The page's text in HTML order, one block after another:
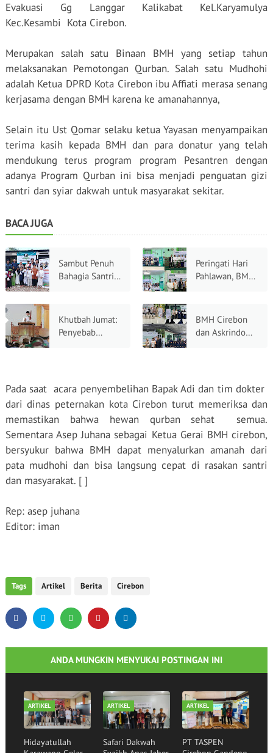
Evakuasi Gg Langgar Kalikabat Kel.Karyamulya
Kec.Kesambi Kota Cirebon.
Merupakan salah satu Binaan BMH yang setiap tahun
melaksanakan Pemotongan Qurban. Salah satu Mudhohi
adalah Ketua DPRD Kota Cirebon ibu Affiati merasa senang
kerjasama dengan BMH karena ke amanahannya,
Selain itu Ust Qomar selaku ketua Yayasan menyampaikan
terima kasih kepada BMH dan para donatur yang telah
mendukung terus program program Pesantren dengan
adanya Program Qurban ini bisa menjadi penguatan gizi
santri dan syiar dakwah untuk masyarakat sekitar.
BACA JUGA
Sambut Penuh
Bahagia Santri
Saat Menerima
Daging Qurban
Peringati Hari
Pahlawan, BMH
Cirebon Gelar
Doa dan
Lauching
Khutbah Jumat:
Penyebab
BMH Cirebon
dan Askrindo
Logistik dan
Santunan Untuk
Santri
Pada saat acara penyembelihan Bapak Adi dan tim dokter
dari dinas peternakan kota Cirebon turut memeriksa dan
memastikan bahwa hewan qurban sehat
semua.
Sementara Asep Juhana sebagai Ketua Gerai BMH cirebon,
bersyukur bahwa BMH dapat menyalurkan amanah dari
pata mudhohi dan bisa langsung cepat di rasakan santri
dan masyarakat. [ ]
Rep: asep juhana
Editor: iman
Tags Artikel Berita Cirebon
ANDA MUNGKIN MENYUKAI POSTINGAN INI
ARTIKEL
Hidayatullah
ARTIKEL
Safari Dakwah
ARTIKEL
PT TASPEN